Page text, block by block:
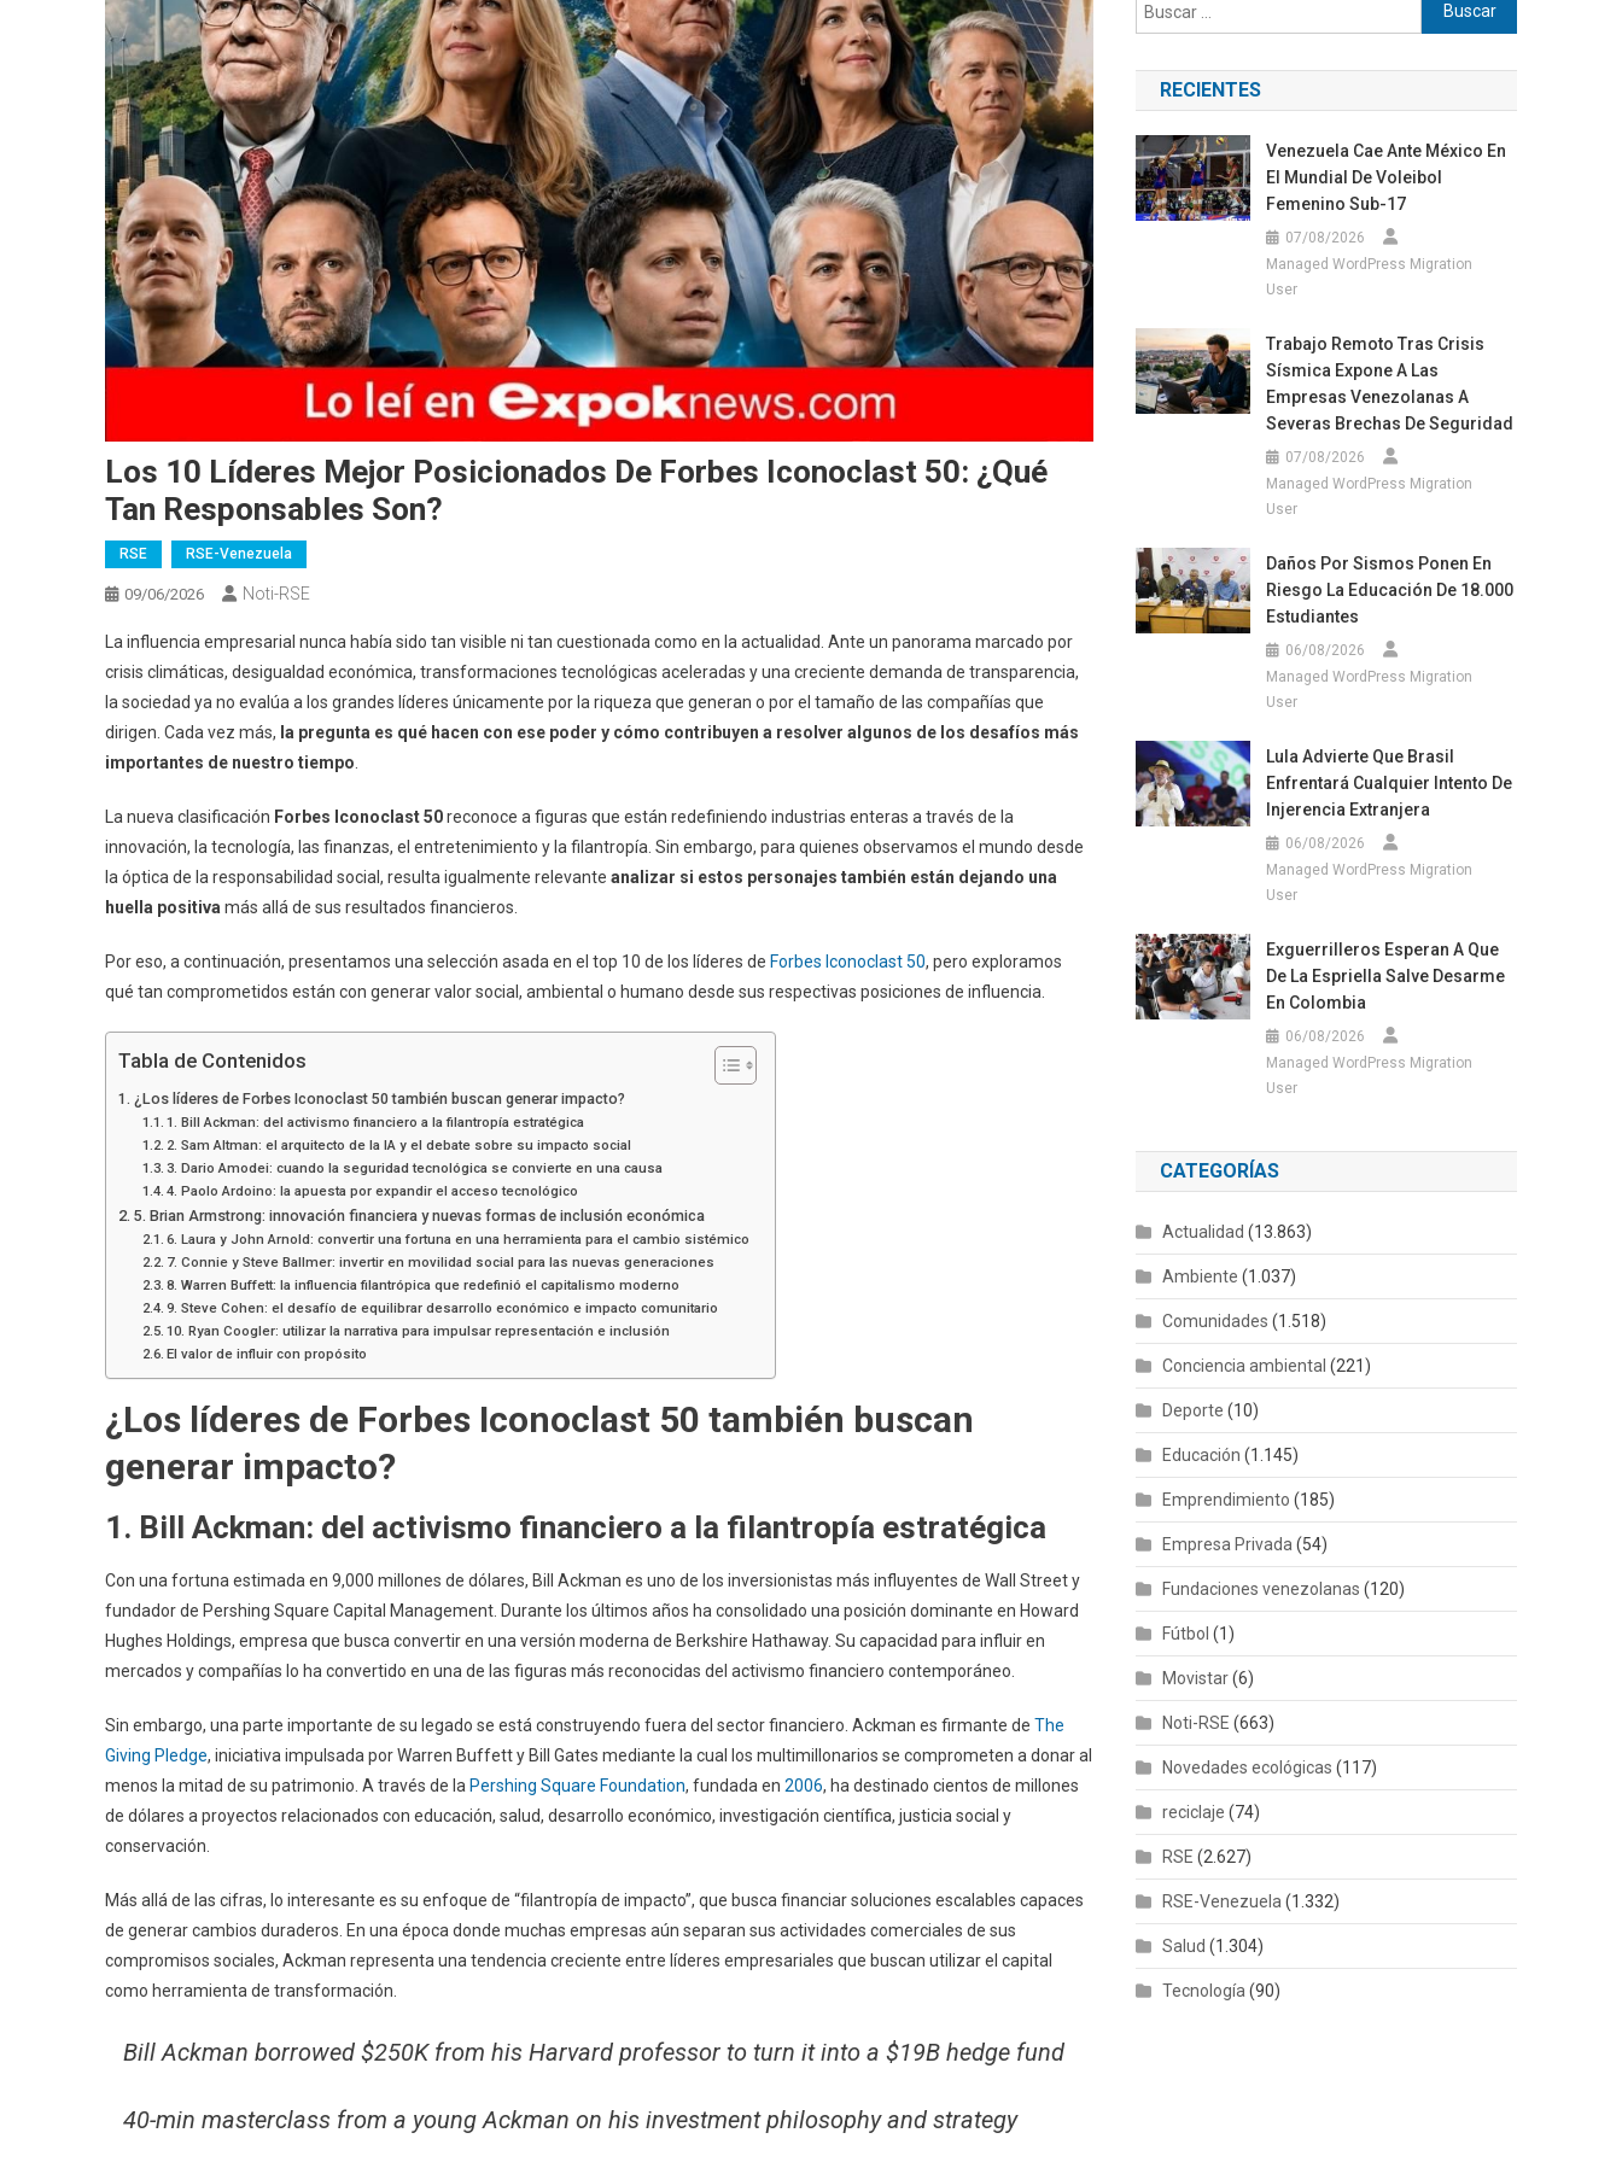
Los 10 Líderes Mejor Posicionados De Forbes Iconoclast 50: ¿qué
Tan Responsables Son?
RSE RSE-Venezuela
09/06/2026 Noti-RSE
La influencia empresarial nunca había sido tan visible ni tan cuestionada como en la actualidad. Ante un panorama marcado por
crisis climáticas, desigualdad económica, transformaciones tecnológicas aceleradas y una creciente demanda de transparencia,
la sociedad ya no evalúa a los grandes líderes únicamente por la riqueza que generan o por el tamaño de las compañías que
dirigen. Cada vez más, la pregunta es qué hacen con ese poder y cómo contribuyen a resolver algunos de los desafíos más
importantes de nuestro tiempo.
La nueva clasificación Forbes Iconoclast 50reconoce a figuras que están redefiniendo industrias enteras a través de la
innovación, la tecnología, las finanzas, el entretenimiento y la filantropía. Sin embargo, para quienes observamos el mundo desde
la óptica de la responsabilidad social, resulta igualmente relevante analizar si estos personajes también están dejando una
huella positivamás allá de sus resultados financieros.
Por eso, a continuación, presentamos una selección asada en el top 10 de los líderes de Forbes Iconoclast 50, pero exploramos
qué tan comprometidos están con generar valor social, ambiental o humano desde sus respectivas posiciones de influencia.
Tabla de Contenidos
¿Los líderes de Forbes Iconoclast 50 también buscan generar impacto?
1. Bill Ackman: del activismo financiero a la filantropía estratégica
2. Sam Altman: el arquitecto de la IA y el debate sobre su impacto social
3. Dario Amodei: cuando la seguridad tecnológica se convierte en una causa
4. Paolo Ardoino: la apuesta por expandir el acceso tecnológico
5. Brian Armstrong: innovación financiera y nuevas formas de inclusión económica
6. Laura y John Arnold: convertir una fortuna en una herramienta para el cambio sistémico
7. Connie y Steve Ballmer: invertir en movilidad social para las nuevas generaciones
8. Warren Buffett: la influencia filantrópica que redefinió el capitalismo moderno
9. Steve Cohen: el desafío de equilibrar desarrollo económico e impacto comunitario
10. Ryan Coogler: utilizar la narrativa para impulsar representación e inclusión
El valor de influir con propósito
¿Los líderes de Forbes Iconoclast 50 también buscan
generar impacto?
1. Bill Ackman: del activismo financiero a la filantropía estratégica
Con una fortuna estimada en 9,000 millones de dólares, Bill Ackman es uno de los inversionistas más influyentes de Wall Street y
fundador de Pershing Square Capital Management. Durante los últimos años ha consolidado una posición dominante en Howard
Hughes Holdings, empresa que busca convertir en una versión moderna de Berkshire Hathaway. Su capacidad para influir en
mercados y compañías lo ha convertido en una de las figuras más reconocidas del activismo financiero contemporáneo.
Sin embargo, una parte importante de su legado se está construyendo fuera del sector financiero. Ackman es firmante de The
Giving Pledge, iniciativa impulsada por Warren Buffett y Bill Gates mediante la cual los multimillonarios se comprometen a donar al
menos la mitad de su patrimonio. A través de la Pershing Square Foundation, fundada en 2006, ha destinado cientos de millones
de dólares a proyectos relacionados con educación, salud, desarrollo económico, investigación científica, justicia social y
conservación.
Más allá de las cifras, lo interesante es su enfoque de “filantropía de impacto”, que busca financiar soluciones escalables capaces
de generar cambios duraderos. En una época donde muchas empresas aún separan sus actividades comerciales de sus
compromisos sociales, Ackman representa una tendencia creciente entre líderes empresariales que buscan utilizar el capital
como herramienta de transformación.
Bill Ackman borrowed $250K from his Harvard professor to turn it into a $19B hedge fund
40-min masterclass from a young Ackman on his investment philosophy and strategy
RECIENTES
Venezuela Cae Ante México En
El Mundial De Voleibol
Femenino Sub-17
07/08/2026
Managed WordPress Migration
User
Trabajo Remoto Tras Crisis
Sísmica Expone A Las
Empresas Venezolanas A
Severas Brechas De Seguridad
07/08/2026
Managed WordPress Migration
User
Daños Por Sismos Ponen En
Riesgo La Educación De 18.000
Estudiantes
06/08/2026
Managed WordPress Migration
User
Lula Advierte Que Brasil
Enfrentará Cualquier Intento De
Injerencia Extranjera
06/08/2026
Managed WordPress Migration
User
Exguerrilleros Esperan A Que
De La Espriella Salve Desarme
En Colombia
06/08/2026
Managed WordPress Migration
User
CATEGORÍAS
Actualidad (13.863)
Ambiente (1.037)
Comunidades (1.518)
Conciencia ambiental (221)
Deporte (10)
Educación (1.145)
Emprendimiento (185)
Empresa Privada (54)
Fundaciones venezolanas (120)
Fútbol (1)
Movistar(6)
Noti-RSE (663)
Novedades ecológicas (117)
reciclaje (74)
RSE (2.627)
RSE-Venezuela (1.332)
Salud (1.304)
Tecnología (90)